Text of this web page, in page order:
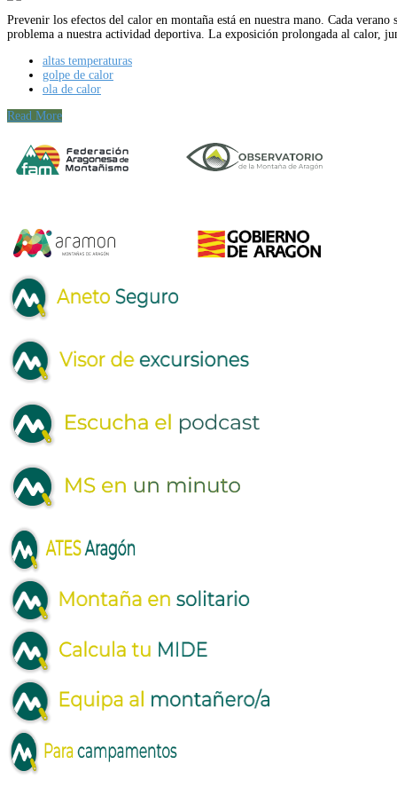
Prevenir los efectos del calor en montaña está en nuestra mano. Cada
problema a nuestra actividad deportiva. La exposición prolongada al calor,
altas temperaturas
golpe de calor
ola de calor
Read More